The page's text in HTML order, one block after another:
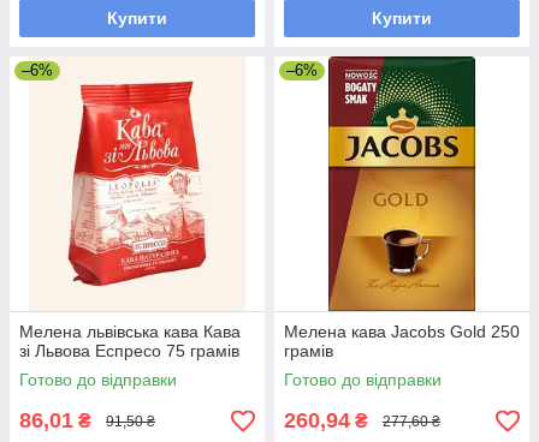
Купити Купити
–6%
Мелена львівська кава Кава
зі Львова Еспресо 75 грамів
Готово до відправки
86,01 ₴ 91,50 ₴
–6%
Мелена кава Jacobs Gold 250
грамів
Готово до відправки
260,94 ₴ 277,60 ₴